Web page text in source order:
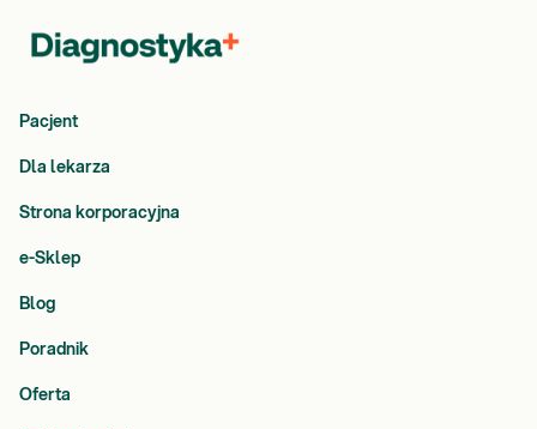
Pacjent
Dla lekarza
Strona korporacyjna
e-Sklep
Blog
Poradnik
Oferta